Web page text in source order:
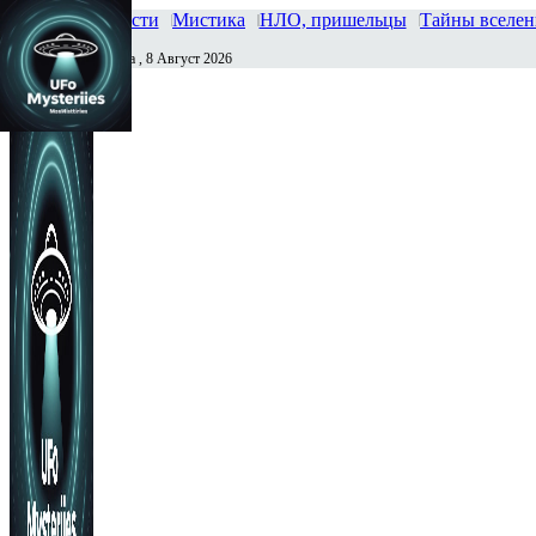
Главная Новости Мистика НЛО, пришельцы Тайны
Сегодня Суббота , 8 Август 2026